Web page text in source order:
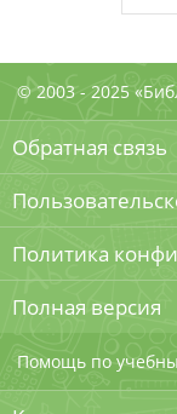
© 2003 - 2025
Обратная связь
Политика
Полная версия
Помощь по